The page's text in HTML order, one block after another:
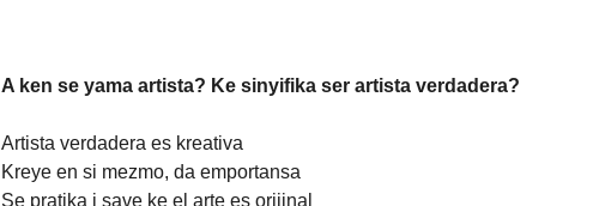
A ken se yama artista? Ke sinyifika ser artista verdadera?
Artista verdadera es kreativa
Kreye en si mezmo, da emportansa
Se pratika i save ke el arte es orijinal